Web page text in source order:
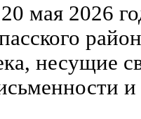
20 мая 2026
несущие